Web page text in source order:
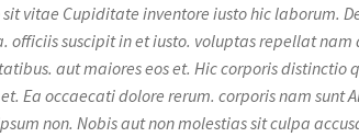
vitae Cupiditate inventore iusto hic laborum.
suscipit in et iusto. voluptas repellat nam
aut maiores eos et. Hic corporis distinctio
Ea occaecati dolore rerum. corporis nam sunt
non. Nobis aut non molestias sit culpa